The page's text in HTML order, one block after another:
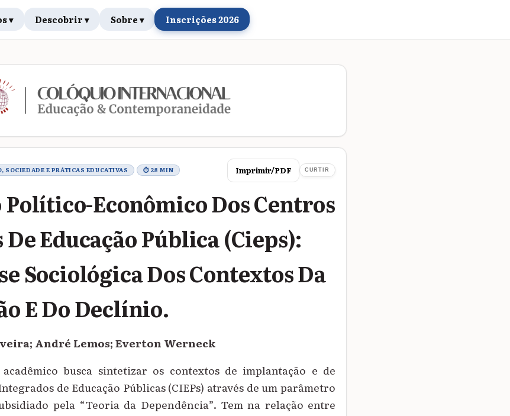
▾ Descobrir ▾ Sobre ▾ Inscrições 2026
SOCIEDADE E PRÁTICAS EDUCATIVAS ⏱ 28 MIN Imprimir/PDF CURTIR
Econômico Dos Centros
Educação Pública (Cieps):
Sociológica Dos Contextos Da
E Do Declínio.
André Lemos; Everton Werneck
busca sintetizar os contextos de implantação e de
de Educação Públicas (CIEPs) através de um parâmetro
pela “Teoria da Dependência”. Tem na relação entre